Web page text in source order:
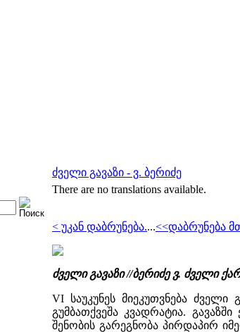
ძველი გავაზი - ვ. ბერიძე
There are no translations available.
< უკან დაბრუნება....<<დაბრუნება
ძველი გავაზი //ბერიძე ვ. ძველი
VI საუკუნეს მიეკუთვნება
გუმბათქვეშა კვადრატია.
შენობის გარეგნობა პირდაპირ